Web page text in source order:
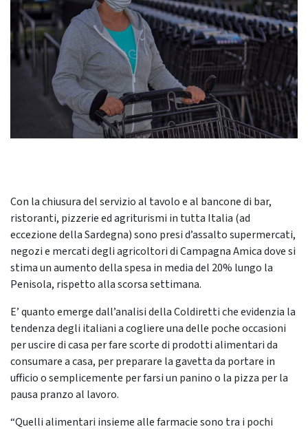
Con la chiusura del servizio al tavolo e al bancone di bar,
ristoranti, pizzerie ed agriturismi in tutta Italia (ad
eccezione della Sardegna) sono presi d’assalto supermercati,
negozi e mercati degli agricoltori di Campagna Amica dove si
stima un aumento della spesa in media del 20% lungo la
Penisola, rispetto alla scorsa settimana.
E’ quanto emerge dall’analisi della Coldiretti che evidenzia la
tendenza degli italiani a cogliere una delle poche occasioni
per uscire di casa per fare scorte di prodotti alimentari da
consumare a casa, per preparare la gavetta da portare in
ufficio o semplicemente per farsi un panino o la pizza per la
pausa pranzo al lavoro.
“Quelli alimentari insieme alle farmacie sono tra i pochi